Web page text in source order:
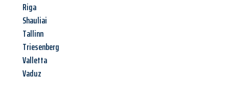
Riga
Shauliai
Tallinn
Triesenberg
Valletta
Vaduz